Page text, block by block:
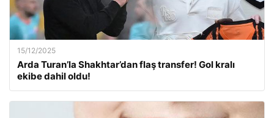
15/12/2025
Arda Turan’la Shakhtar’dan flaş transfer! Gol kralı
ekibe dahil oldu!